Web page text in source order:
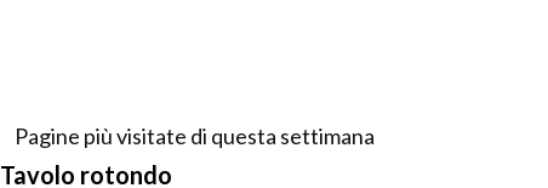
Pagine più visitate di questa settimana
Tavolo rotondo